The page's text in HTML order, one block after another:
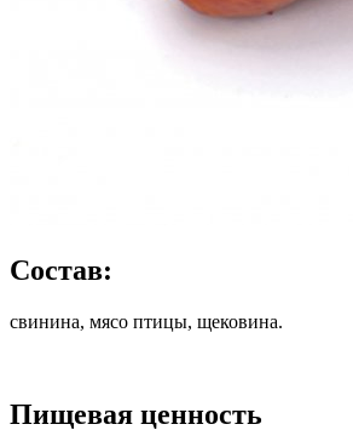
Состав:
свинина, мясо птицы, щековина.
Пищевая ценность